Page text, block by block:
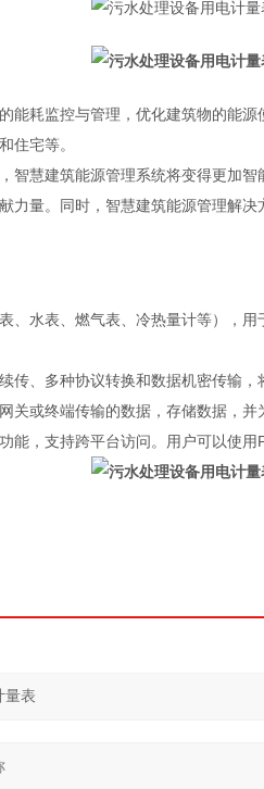
能耗监控与管理，优化建筑物的能
住宅等。
智慧建筑能源管理系统将变得更加
力量。同时，智慧建筑能源管理解
、水表、燃气表、冷热量计等），
传、多种协议转换和数据机密传输，
关或终端传输的数据，存储数据，并
能，支持跨平台访问。用户可以使用